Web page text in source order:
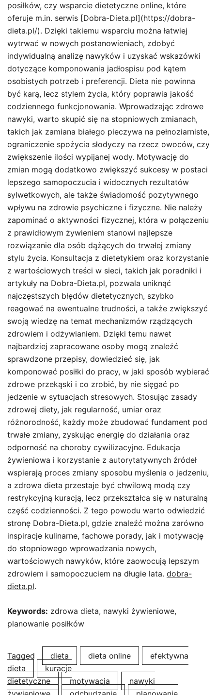
posiłków, czy wsparcie dietetyczne online, które
oferuje m.in. serwis [Dobra-Dieta.pl](https://dobra-
dieta.pl/). Dzięki takiemu wsparciu można łatwiej
wytrwać w nowych postanowieniach, zdobyć
indywidualną analizę nawyków i uzyskać wskazówki
dotyczące komponowania jadłospisu pod kątem
osobistych potrzeb i preferencji. Dieta nie powinna
być karą, lecz stylem życia, który poprawia jakość
codziennego funkcjonowania. Wprowadzając zdrowe
nawyki, warto skupić się na stopniowych zmianach,
takich jak zamiana białego pieczywa na pełnoziarniste,
ograniczenie spożycia słodyczy na rzecz owoców, czy
zwiększenie ilości wypijanej wody. Motywację do
zmian mogą dodatkowo zwiększyć sukcesy w postaci
lepszego samopoczucia i widocznych rezultatów
sylwetkowych, ale także świadomość pozytywnego
wpływu na zdrowie psychiczne i fizyczne. Nie należy
zapominać o aktywności fizycznej, która w połączeniu
z prawidłowym żywieniem stanowi najlepsze
rozwiązanie dla osób dążących do trwałej zmiany
stylu życia. Konsultacja z dietetykiem oraz korzystanie
z wartościowych treści w sieci, takich jak poradniki i
artykuły na Dobra-Dieta.pl, pozwala uniknąć
najczęstszych błędów dietetycznych, szybko
reagować na ewentualne trudności, a także zwiększyć
swoją wiedzę na temat mechanizmów rządzących
zdrowiem i odżywianiem. Dzięki temu nawet
najbardziej zapracowane osoby mogą znaleźć
sprawdzone przepisy, dowiedzieć się, jak
komponować posiłki do pracy, w jaki sposób wybierać
zdrowe przekąski i co zrobić, by nie sięgać po
jedzenie w sytuacjach stresowych. Stosując zasady
zdrowej diety, jak regularność, umiar oraz
różnorodność, każdy może zbudować fundament pod
trwałe zmiany, zyskując energię do działania oraz
odporność na choroby cywilizacyjne. Edukacja
żywieniowa i korzystanie z autorytatywnych źródeł
wspierają proces zmiany sposobu myślenia o jedzeniu,
a zdrowa dieta przestaje być chwilową modą czy
restrykcyjną kuracją, lecz przekształca się w naturalną
część codzienności. Z tego powodu warto odwiedzić
stronę Dobra-Dieta.pl, gdzie znaleźć można zarówno
inspiracje kulinarne, fachowe porady, jak i motywację
do stopniowego wprowadzania nowych,
wartościowych nawyków, które zaowocują lepszym
zdrowiem i samopoczuciem na długie lata. dobra-
dieta.pl.
Keywords: zdrowa dieta, nawyki żywieniowe,
planowanie posiłków
Tagged dieta dieta online
efektywna
dieta
kuracje
dietetyczne
motywacja
nawyki